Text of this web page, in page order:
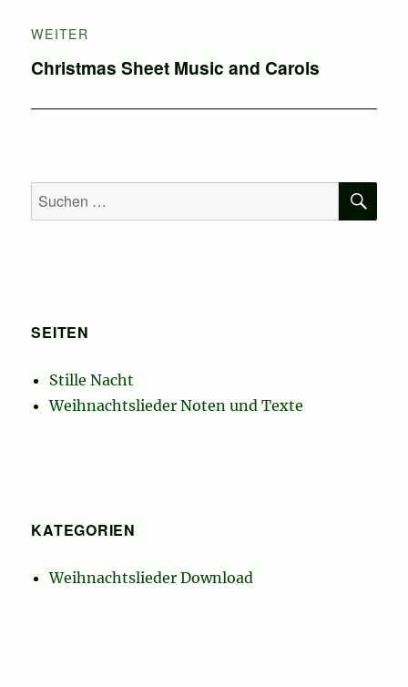
WEITER
Nächster
Christmas Sheet Music and Carols
Suchen
nach:
SEITEN
Stille Nacht
Weihnachtslieder Noten und Texte
KATEGORIEN
Weihnachtslieder Download